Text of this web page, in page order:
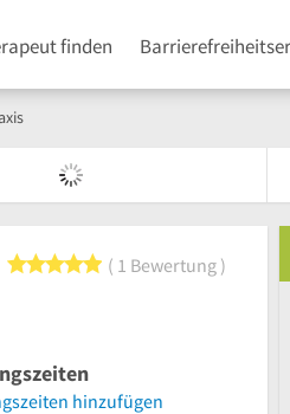
finden
5 von 5 Sternen
1 Bewertung
hinzufügen